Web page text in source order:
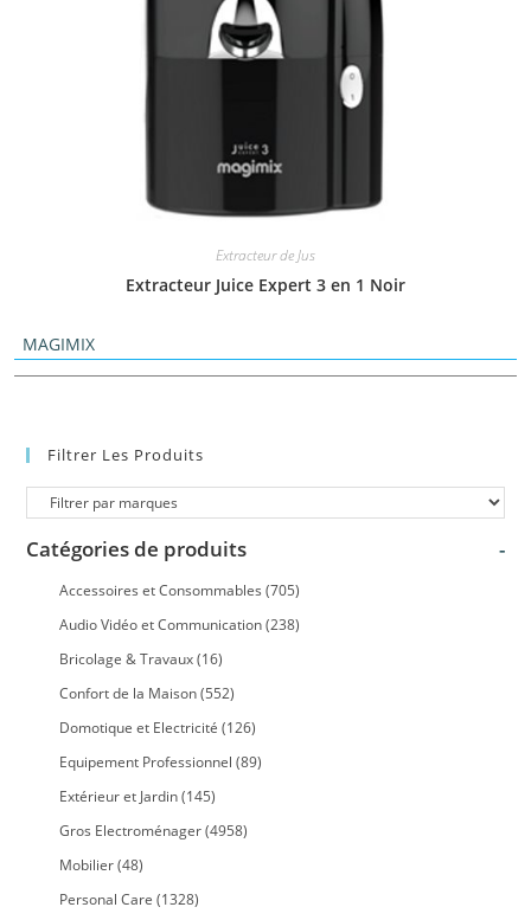
Extracteur de Jus
Extracteur Juice Expert 3 en 1 Noir
MAGIMIX
Filtrer Les Produits
Catégories de produits -
Accessoires et Consommables (705)
Audio Vidéo et Communication (238)
Bricolage & Travaux (16)
Confort de la Maison (552)
Domotique et Electricité (126)
Equipement Professionnel (89)
Extérieur et Jardin (145)
Gros Electroménager (4958)
Mobilier (48)
Personal Care (1328)